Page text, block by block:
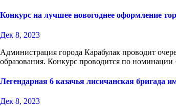
Конкурс на лучшее новогоднее оформление
Дек 8, 2023
Администрация города Карабулак проводит
образования. Конкурс проводится по
Легендарная 6 казачья лисичанская
Дек 8, 2023